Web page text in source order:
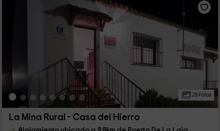
28 Fotos
La Mina Rural - Casa del Hierro